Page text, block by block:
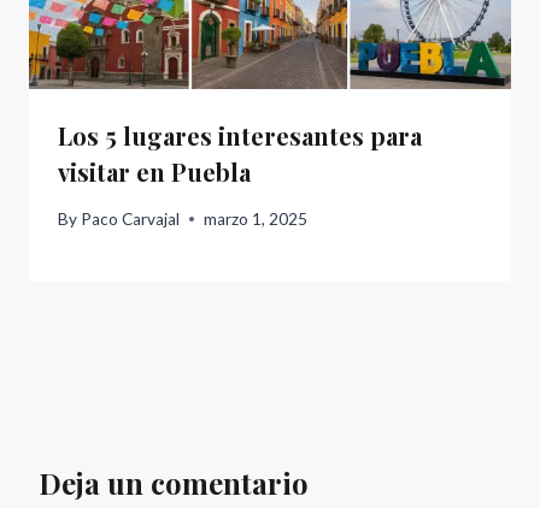
Los 5 lugares interesantes para
visitar en Puebla
By Paco Carvajal marzo 1, 2025
Deja un comentario